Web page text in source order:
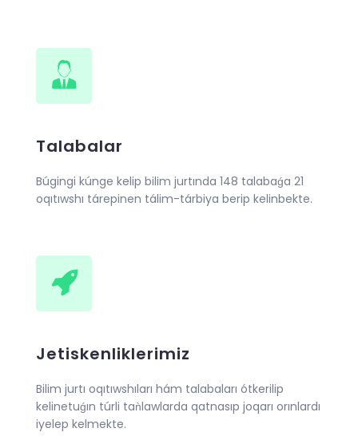
Talabalar
Búgingi kúnge kelip bilim jurtında 148 talabaǵa 21
oqıtıwshı tárepinen tálim-tárbiya berip kelinbekte.
Jetiskenliklerimiz
Bilim jurtı oqıtıwshıları hám talabaları ótkerilip
kelinetuǵın túrli taǹlawlarda qatnasıp joqarı orınlardı
iyelep kelmekte.